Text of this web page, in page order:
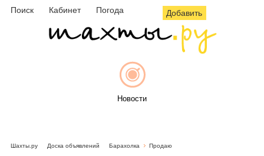
Поиск Кабинет Погода Добавить
Новости
Шахты.ру Доска объявлений Барахолка Продаю